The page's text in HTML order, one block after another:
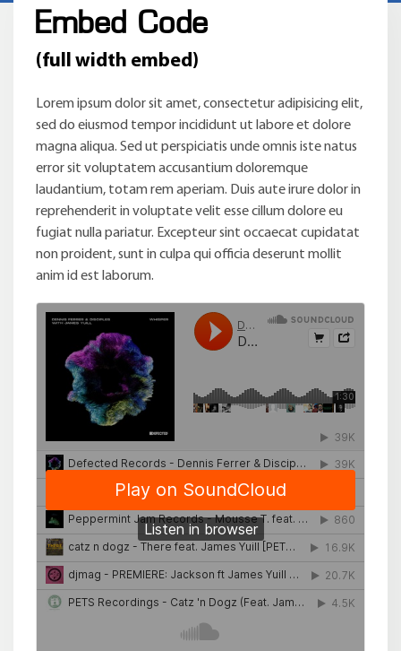
Embed Code
(full width embed)
Lorem ipsum dolor sit amet, consectetur adipisicing elit,
sed do eiusmod tempor incididunt ut labore et dolore
magna aliqua. Sed ut perspiciatis unde omnis iste natus
error sit voluptatem accusantium doloremque
laudantium, totam rem aperiam. Duis aute irure dolor in
reprehenderit in voluptate velit esse cillum dolore eu
fugiat nulla pariatur. Excepteur sint occaecat cupidatat
non proident, sunt in culpa qui officia deserunt mollit
anim id est laborum.